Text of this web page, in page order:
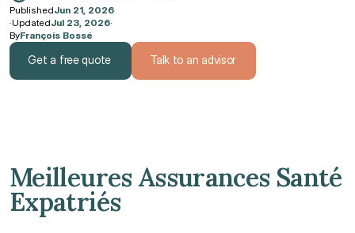
PublishedJun 21, 2026
·UpdatedJul 23, 2026·
ByFrançois Bossé
Get a free quote Talk to an advisor
Meilleures Assurances Santé
Expatriés